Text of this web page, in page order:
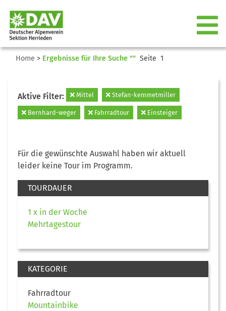
Home > Ergebnisse für Ihre Suche "" Seite 1
Aktive Filter: Mittel Stefan-kemmetmiller
Bernhard-weger Fahrradtour Einsteiger
Für die gewünschte Auswahl haben wir aktuell
leider keine Tour im Programm.
TOURDAUER
1 x in der Woche
Mehrtagestour
KATEGORIE
Fahrradtour
Mountainbike